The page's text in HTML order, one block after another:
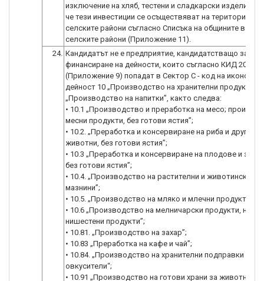
изключение на хляб, тестени и сладкарски изделия, в
че тези инвестиции се осъществяват на територията
селските райони съгласно Списъка на общините в
селските райони (Приложение 11).
24. Кандидатът не е предприятие, кандидатстващо за
финансиране на дейности, които съгласно КИД 2008
(Приложение 9) попадат в Сектор С - код на
дейност 10 „Производство на хранителни продукти”
„Производство на напитки”, както следва:
• 10.1 „Производство и преработка на месо;
месни продукти, без готови ястия”;
• 10.2. „Преработка и консервиране на риба и други
животни, без готови ястия”;
• 10.3 „Преработка и консервиране на плодове и
без готови ястия”;
• 10.4. „Производство на растителни и животински
мазнини”;
• 10.5. „Производство на мляко и млечни продукти”;
• 10.6 „Производство на мелничарски продукти,
нишестени продукти”;
• 10.81. „Производство на захар”;
• 10.83 „Преработка на кафе и чай”;
• 10.84. „Производство на хранителни подправки и
овкусители“;
• 10.91 „Производство на готови храни за животни”;